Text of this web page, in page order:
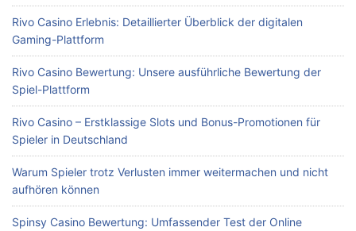
Rivo Casino Erlebnis: Detaillierter Überblick der digitalen
Gaming-Plattform
Rivo Casino Bewertung: Unsere ausführliche Bewertung der
Spiel-Plattform
Rivo Casino – Erstklassige Slots und Bonus-Promotionen für
Spieler in Deutschland
Warum Spieler trotz Verlusten immer weitermachen und nicht
aufhören können
Spinsy Casino Bewertung: Umfassender Test der Online